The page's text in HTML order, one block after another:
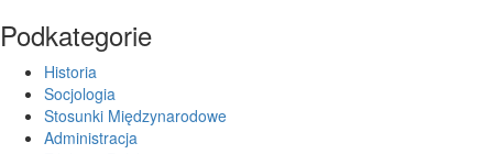
Podkategorie
Historia
Socjologia
Stosunki Międzynarodowe
Administracja